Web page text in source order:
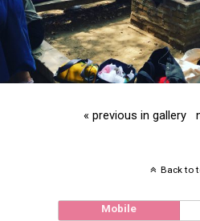
« previous in gallery
Back to
Mobile